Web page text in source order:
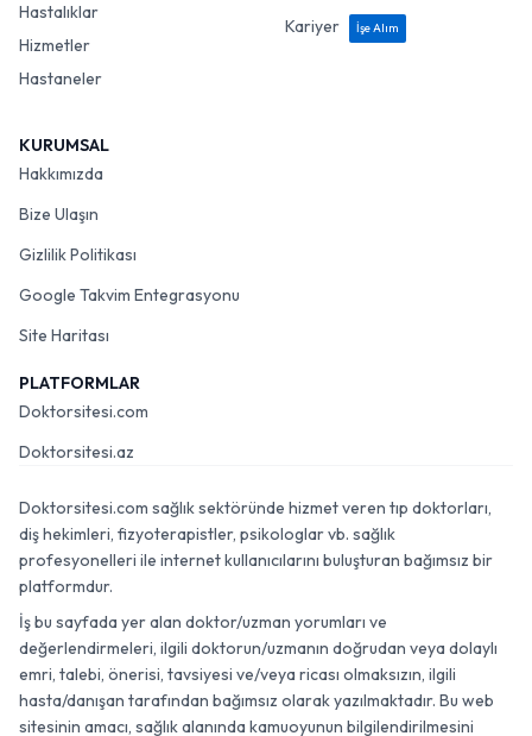
Hastalıklar
Hizmetler
Hastaneler
Kariyer
İşe Alım
KURUMSAL
Hakkımızda
Bize Ulaşın
Gizlilik Politikası
Google Takvim Entegrasyonu
Site Haritası
PLATFORMLAR
Doktorsitesi.com
Doktorsitesi.az
Doktorsitesi.com sağlık sektöründe hizmet veren tıp doktorları,
diş hekimleri, fizyoterapistler, psikologlar vb. sağlık
profesyonelleri ile internet kullanıcılarını buluşturan bağımsız bir
platformdur.
İş bu sayfada yer alan doktor/uzman yorumları ve
değerlendirmeleri, ilgili doktorun/uzmanın doğrudan veya dolaylı
emri, talebi, önerisi, tavsiyesi ve/veya ricası olmaksızın, ilgili
hasta/danışan tarafından bağımsız olarak yazılmaktadır. Bu web
sitesinin amacı, sağlık alanında kamuoyunun bilgilendirilmesini